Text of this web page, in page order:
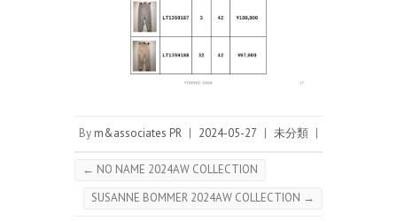
By m&associates PR | 2024-05-27 | 未分類 |
← NO NAME 2024AW COLLECTION
SUSANNE BOMMER 2024AW COLLECTION →